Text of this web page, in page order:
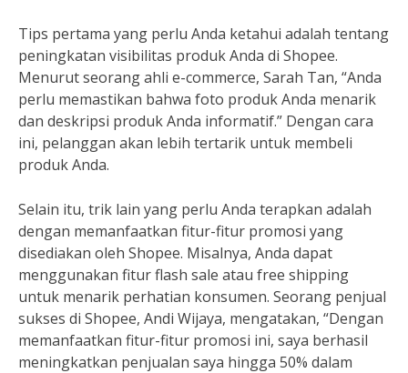
Tips pertama yang perlu Anda ketahui adalah tentang
peningkatan visibilitas produk Anda di Shopee.
Menurut seorang ahli e-commerce, Sarah Tan, “Anda
perlu memastikan bahwa foto produk Anda menarik
dan deskripsi produk Anda informatif.” Dengan cara
ini, pelanggan akan lebih tertarik untuk membeli
produk Anda.
Selain itu, trik lain yang perlu Anda terapkan adalah
dengan memanfaatkan fitur-fitur promosi yang
disediakan oleh Shopee. Misalnya, Anda dapat
menggunakan fitur flash sale atau free shipping
untuk menarik perhatian konsumen. Seorang penjual
sukses di Shopee, Andi Wijaya, mengatakan, “Dengan
memanfaatkan fitur-fitur promosi ini, saya berhasil
meningkatkan penjualan saya hingga 50% dalam